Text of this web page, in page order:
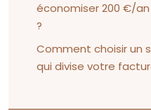
économiser 200 €/
?
Comment choisir un
qui divise votre